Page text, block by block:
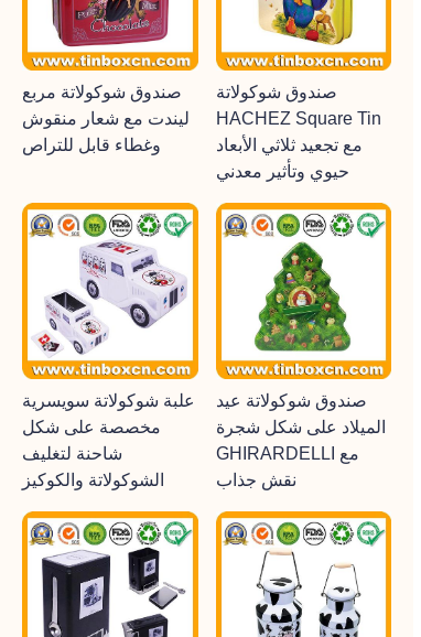
صندوق شوكولاتة مربع
ليندت مع شعار منقوش
وغطاء قابل للتراص
صندوق شوكولاتة
HACHEZ Square Tin
مع تجعيد ثلاثي الأبعاد
حيوي وتأثير معدني
علبة شوكولاتة سويسرية
مخصصة على شكل
شاحنة لتغليف
الشوكولاتة والكوكيز
صندوق شوكولاتة عيد
الميلاد على شكل شجرة
GHIRARDELLI مع
نقش جذاب